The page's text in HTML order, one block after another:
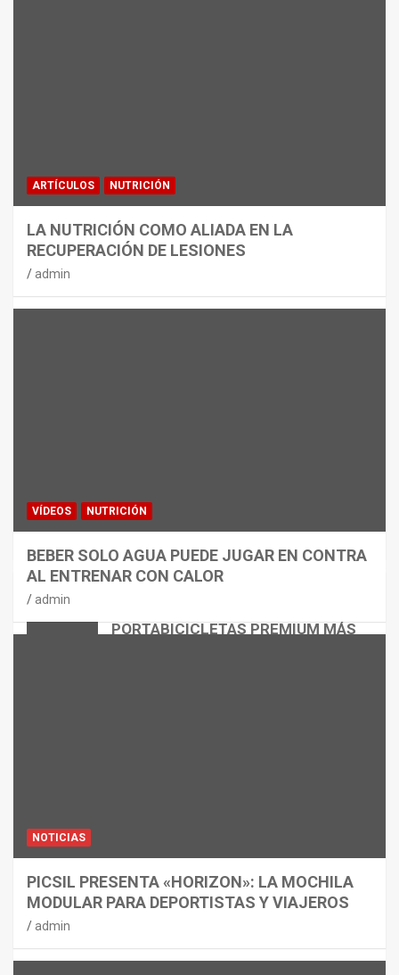
PORTABICICLETAS PREMIUM MÁS
ARTÍCULOS NUTRICIÓN
LA NUTRICIÓN COMO ALIADA EN LA
RECUPERACIÓN DE LESIONES
admin
VÍDEOS NUTRICIÓN
BEBER SOLO AGUA PUEDE JUGAR EN CONTRA
AL ENTRENAR CON CALOR
admin
NOTICIAS
PICSIL PRESENTA «HORIZON»: LA MOCHILA
MODULAR PARA DEPORTISTAS Y VIAJEROS
admin